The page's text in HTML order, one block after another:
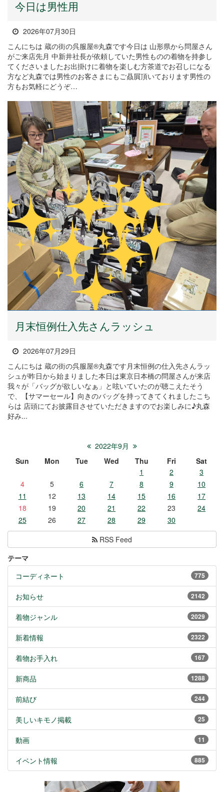
今日は男性用
2026年07月30日
こんにちは 蔵の街の呉服屋®丸森です今日は 山形県から問屋さん
がご来店先月 中新井社長が依頼していた男性ものの着物を持参し
てくださいましたお出掛けに着物を楽しむ方茶道でお召しになる
方など丸森では男性のお客さまにもご贔屓頂いております男性の
方もお気軽にどうぞ…
月末恒例仕入先さんラッシュ
2026年07月29日
こんにちは 蔵の街の呉服屋®丸森です月末恒例の仕入先さんラッ
シュが昨日から始まりました本日は東京日本橋の問屋さんが来店
我々が「バッグが欲しいなぁ」と呟いていたのが聴こえたそう
で、【サマーセール】向きのバッグを持ってきてくれましたこち
らは 店頭にてお披露目させていただきますのでお楽しみに♪丸森
好み...
2022年9月
Sun
Mon Tue Wed Thu Fri
Sat
1
2
3
4
5 6 7 8 9
10
11
12 13 14 15 16
17
18
19 20 21 22 23
24
25
26 27 28 29
30
RSS Feed
テーマ
775
コーディネート
2142
お知らせ
2029
着物ジャンル
2322
新着情報
167
着物お手入れ
1288
新商品
244
前結び
25
美しいキモノ掲載
11
動画
885
イベント情報